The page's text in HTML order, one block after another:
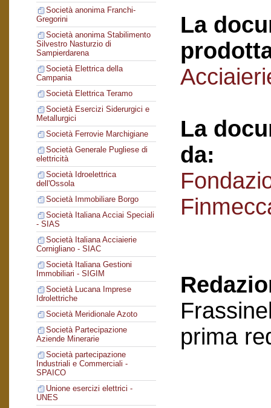
Società anonima Franchi-
Gregorini
Società anonima Stabilimento
Silvestro Nasturzio di
Sampierdarena
Società Elettrica della
Campania
Società Elettrica Teramo
Società Esercizi Siderurgici e
Metallurgici
Società Ferrovie Marchigiane
Società Generale Pugliese di
elettricità
Società Idroelettrica
dell'Ossola
Società Immobiliare Borgo
Società Italiana Acciai Speciali
- SIAS
Società Italiana Acciaierie
Cornigliano - SIAC
Società Italiana Gestioni
Immobiliari - SIGIM
Società Lucana Imprese
Idrolettriche
Società Meridionale Azoto
Società Partecipazione
Aziende Minerarie
Società partecipazione
Industriali e Commerciali -
SPAICO
Unione esercizi elettrici -
UNES
La
La
da:
prima